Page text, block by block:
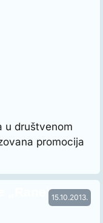
u društvenom
promocija
15.10.2013.
„Rane“